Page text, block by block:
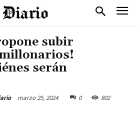
subir
serán
marzo 25, 2024 0 802